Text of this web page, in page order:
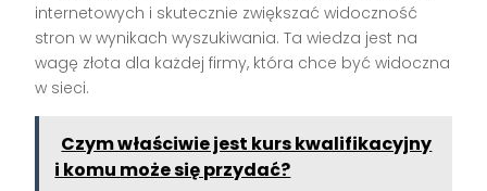
internetowych i skutecznie zwiększać widoczność
stron w wynikach wyszukiwania. Ta wiedza jest na
wagę złota dla każdej firmy, która chce być widoczna
w sieci.
Czym właściwie jest kurs kwalifikacyjny
i komu może się przydać?